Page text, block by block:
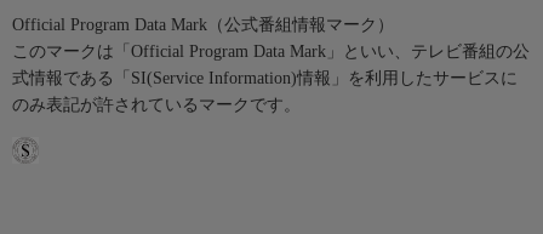
Official Program Data Mark（公式番組情報マーク）
このマークは「Official Program Data Mark」といい、テレビ番組の公
式情報である「SI(Service Information)情報」を利用したサービスに
のみ表記が許されているマークです。